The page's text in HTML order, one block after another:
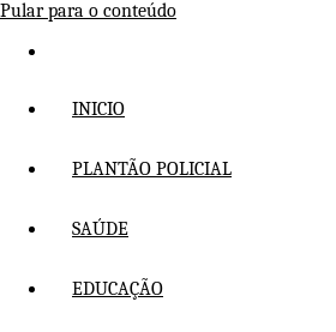
Pular para o conteúdo
INICIO
PLANTÃO POLICIAL
SAÚDE
EDUCAÇÃO